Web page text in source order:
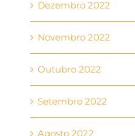
Dezembro 2022
Novembro 2022
Outubro 2022
Setembro 2022
Agosto 2022